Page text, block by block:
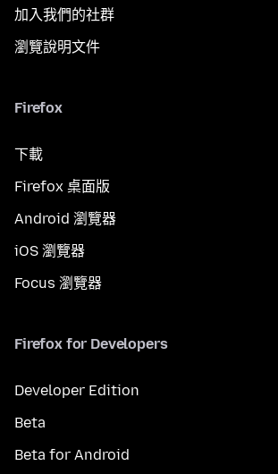
加入我們的社群
瀏覽說明文件
Firefox
下載
Firefox 桌面版
Android 瀏覽器
iOS 瀏覽器
Focus 瀏覽器
Firefox for Developers
Developer Edition
Beta
Beta for Android